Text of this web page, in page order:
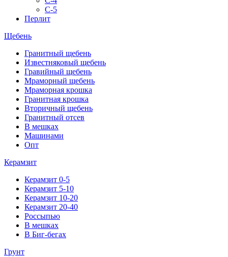
С-5
Перлит
Щебень
Гранитный щебень
Известняковый щебень
Гравийный щебень
Мраморный щебень
Мраморная крошка
Гранитная крошка
Вторичный щебень
Гранитный отсев
В мешках
Машинами
Опт
Керамзит
Керамзит 0-5
Керамзит 5-10
Керамзит 10-20
Керамзит 20-40
Россыпью
В мешках
В Биг-бегах
Грунт